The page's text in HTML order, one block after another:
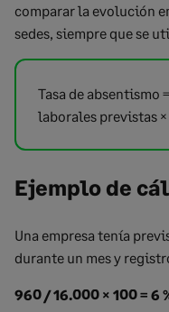
comparar la evolución
sedes, siempre que se
Tasa de absentismo
laborales previstas ×
Ejemplo de
Una empresa tenía
durante un mes y
960 / 16.000 × 100 = 6